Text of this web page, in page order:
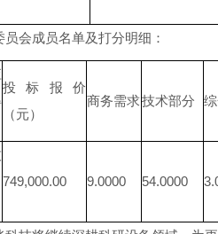
员会成员名单及打分明细：
投标报价
（元）
商务需求技术部分
749,000.00 9.0000 54.0000